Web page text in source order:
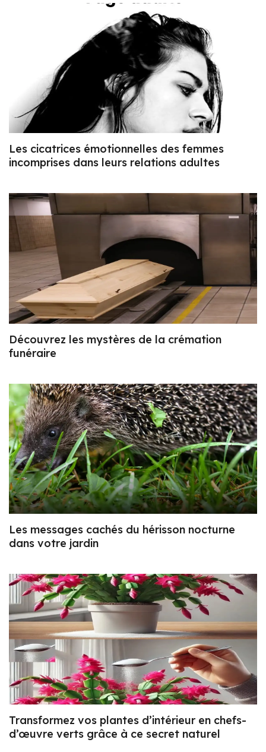
Les cicatrices émotionnelles des femmes
incomprises dans leurs relations adultes
Découvrez les mystères de la crémation
funéraire
Les messages cachés du hérisson nocturne
dans votre jardin
Transformez vos plantes d’intérieur en chefs-
d’œuvre verts grâce à ce secret naturel